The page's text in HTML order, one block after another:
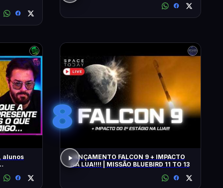
alunos
8
LANÇAMENTO FALCON 9 + IMPACTO
NA LUA!!!! | MISSÃO BLUEBIRD 11 TO 13